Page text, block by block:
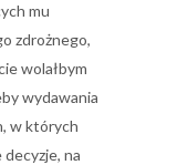
mu
zdrożnego,
wolałbym
wydawania
w których
na